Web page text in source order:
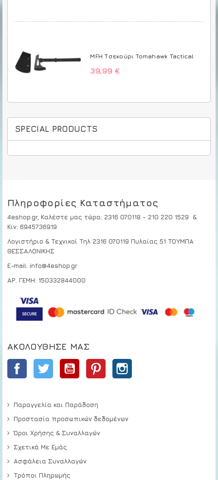
MFH Τσεκούρι Tomahawk Tactical
39,99 €
SPECIAL PRODUCTS
Πληροφορίες Καταστήματος
4eshop.gr, Καλέστε μας τώρα: 2316 070118 - 210 220 1529
&
Κιν: 6945736919
Λογιστήριο & Τεχνικοί Τηλ 2316 070119 Πυλαίας 51 ΤΟΥΜΠΑ
ΘΕΣΣΑΛΟΝΙΚΗΣ
E-mail: info@4eshop.gr
ΑΡ. ΓΕΜΗ: 150332844000
ΑΚΟΛΟΎΘΗΣΕ ΜΑΣ
Facebook Twitter YouTube Pinterest
Παραγγελία και Παράδοση
Προστασία προσωπικών δεδομένων
Όροι Χρήσης & Συναλλαγών
Σχετικά Με Εμάς
Ασφάλεια Συναλλαγών
Τρόποι Πληρωμής